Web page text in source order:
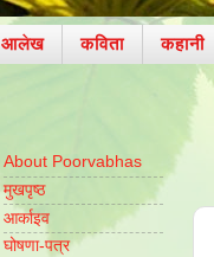
आलेख कविता कहानी
About Poorvabhas
मुखपृष्ठ
आर्काइव
घोषणा-पत्र